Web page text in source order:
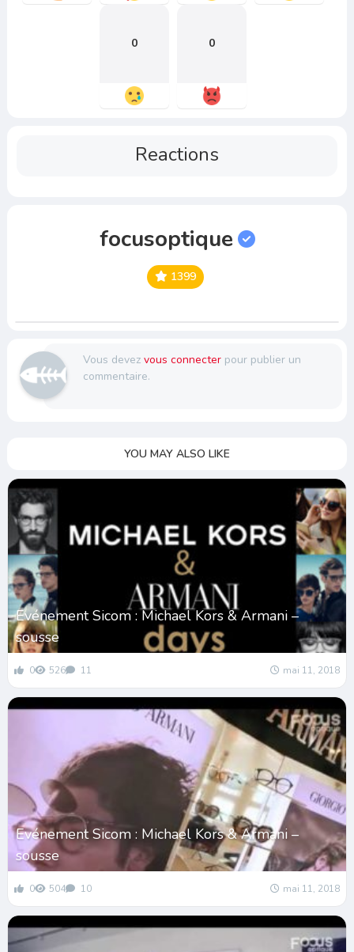
0 0
Reactions
focusoptique
1399
Vous devez vous connecterpour publier un
commentaire.
YOU MAY ALSO LIKE
Evénement Sicom : Michael Kors & Armani –
sousse
0 526 11 mai 11, 2018
Evénement Sicom : Michael Kors & Armani –
sousse
0 504 10 mai 11, 2018